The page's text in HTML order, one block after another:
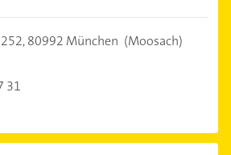
80992 München (Moosach)
31